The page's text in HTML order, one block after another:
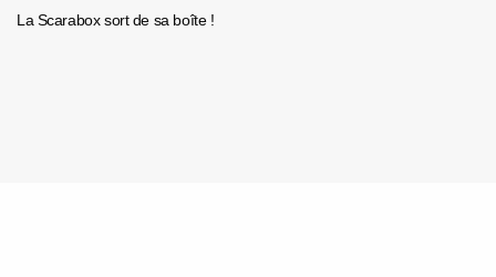
La Scarabox sort de sa boîte !